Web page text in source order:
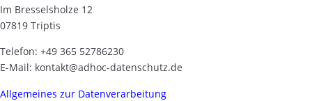
Im Bresselsholze 12
07819 Triptis
Telefon: +49 365 52786230
E-Mail: kontakt@adhoc-datenschutz.de
Allgemeines zur Datenverarbeitung